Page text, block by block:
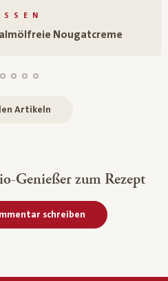
Nougatcreme
Artikeln
Genießer zum Rezept
schreiben